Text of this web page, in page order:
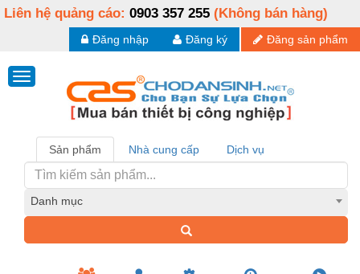
Liên hệ quảng cáo: 0903 357 255 (Không bán hàng)
Đăng sản phẩm
Đăng ký
Đăng nhập
Sản phẩm Nhà cung cấp Dịch vụ
Danh mục